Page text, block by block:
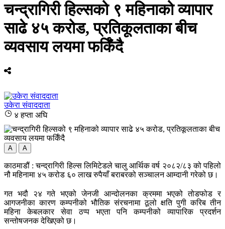
चन्द्रागिरी हिल्सको ९ महिनाको व्यापार
साढे ४५ करोड, प्रतिकूलताका बीच
व्यवसाय लयमा फर्किँदै
उकेरा संवाददाता
४ हप्ता अघि
A A
काठमाडौं : चन्द्रागिरी हिल्स लिमिटेडले चालु आर्थिक वर्ष २०८२/८३ को पहिलो
नौ महिनामा ४५ करोड ६० लाख रुपैयाँ बराबरको सञ्चालन आम्दानी गरेको छ।
गत भदौ २४ गते भएको जेनजी आन्दोलनका क्रममा भएको तोडफोड र
आगजनीका कारण कम्पनीको भौतिक संरचनामा ठूलो क्षति पुगी करिब तीन
महिना केबलकार सेवा ठप्प भएता पनि कम्पनीको व्यापारिक प्रदर्शन
सन्तोषजनक देखिएको छ।